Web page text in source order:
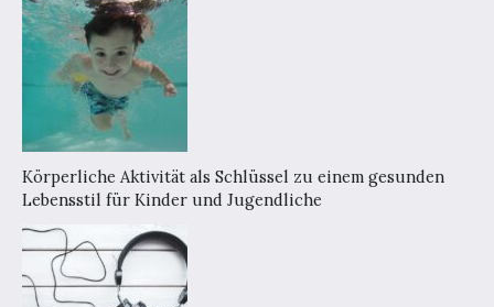
Körperliche Aktivität als Schlüssel zu einem gesunden
Lebensstil für Kinder und Jugendliche